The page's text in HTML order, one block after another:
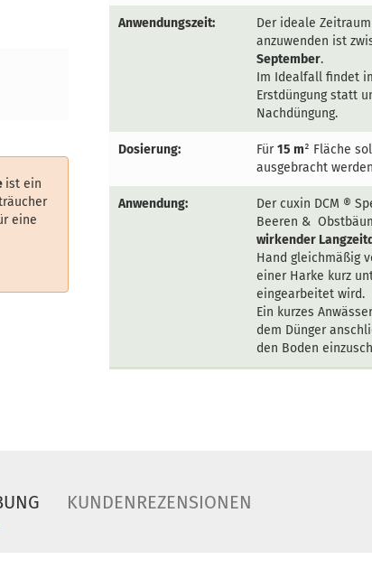
ist ein
eine
Anwendungszeit:
Der ideale
anzuwenden ist
September.
Im Idealfall findet
Erstdüngung statt
Nachdüngung.
Dosierung: Für15 m² Fläche
ausgebracht
Anwendung: Der cuxin DCM ®
Beeren &
wirkender
Hand gleichmäßig
einer Harke kurz
eingearbeitet wird.
Ein kurzes
dem Dünger
den Boden
KUNDENREZENSIONEN